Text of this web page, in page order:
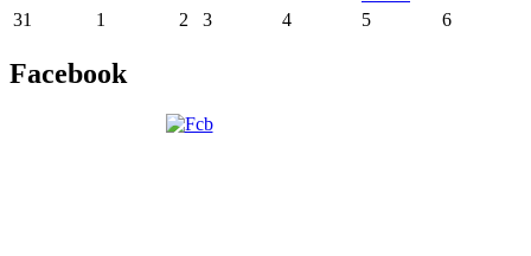
31 1 2 3 4 5 6
Facebook